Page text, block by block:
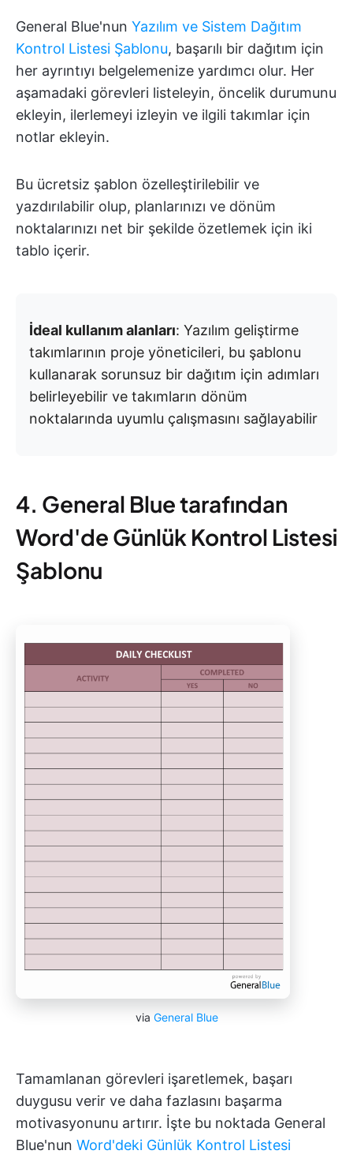
General Blue'nun Yazılım ve Sistem Dağıtım
Kontrol Listesi Şablonu, başarılı bir dağıtım için
her ayrıntıyı belgelemenize yardımcı olur. Her
aşamadaki görevleri listeleyin, öncelik durumunu
ekleyin, ilerlemeyi izleyin ve ilgili takımlar için
notlar ekleyin.
Bu ücretsiz şablon özelleştirilebilir ve
yazdırılabilir olup, planlarınızı ve dönüm
noktalarınızı net bir şekilde özetlemek için iki
tablo içerir.
İdeal kullanım alanları: Yazılım geliştirme
takımlarının proje yöneticileri, bu şablonu
kullanarak sorunsuz bir dağıtım için adımları
belirleyebilir ve takımların dönüm
noktalarında uyumlu çalışmasını sağlayabilir
4. General Blue tarafından
Word'de Günlük Kontrol Listesi
Şablonu
via General Blue
Tamamlanan görevleri işaretlemek, başarı
duygusu verir ve daha fazlasını başarma
motivasyonunu artırır. İşte bu noktada General
Blue'nun Word'deki Günlük Kontrol Listesi